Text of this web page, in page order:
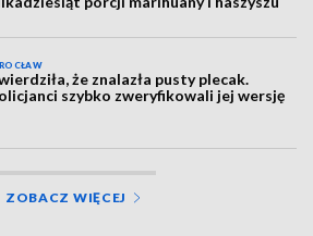
że znalazła pusty plecak.
szybko zweryfikowali jej wersję
ZOBACZ WIĘCEJ